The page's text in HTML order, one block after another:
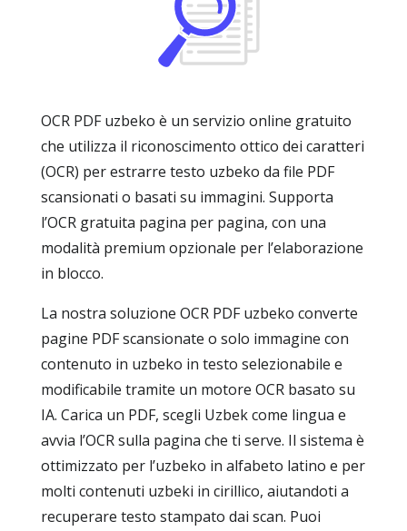
OCR PDF uzbeko è un servizio online gratuito
che utilizza il riconoscimento ottico dei caratteri
(OCR) per estrarre testo uzbeko da file PDF
scansionati o basati su immagini. Supporta
l’OCR gratuita pagina per pagina, con una
modalità premium opzionale per l’elaborazione
in blocco.
La nostra soluzione OCR PDF uzbeko converte
pagine PDF scansionate o solo immagine con
contenuto in uzbeko in testo selezionabile e
modificabile tramite un motore OCR basato su
IA. Carica un PDF, scegli Uzbek come lingua e
avvia l’OCR sulla pagina che ti serve. Il sistema è
ottimizzato per l’uzbeko in alfabeto latino e per
molti contenuti uzbeki in cirillico, aiutandoti a
recuperare testo stampato dai scan. Puoi